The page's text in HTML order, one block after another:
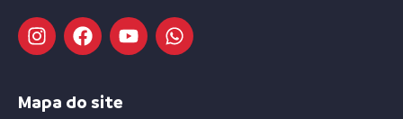
Mapa do site